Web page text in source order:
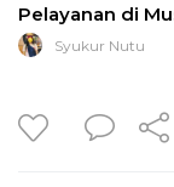
Pelayanan di
Syukur Nutu